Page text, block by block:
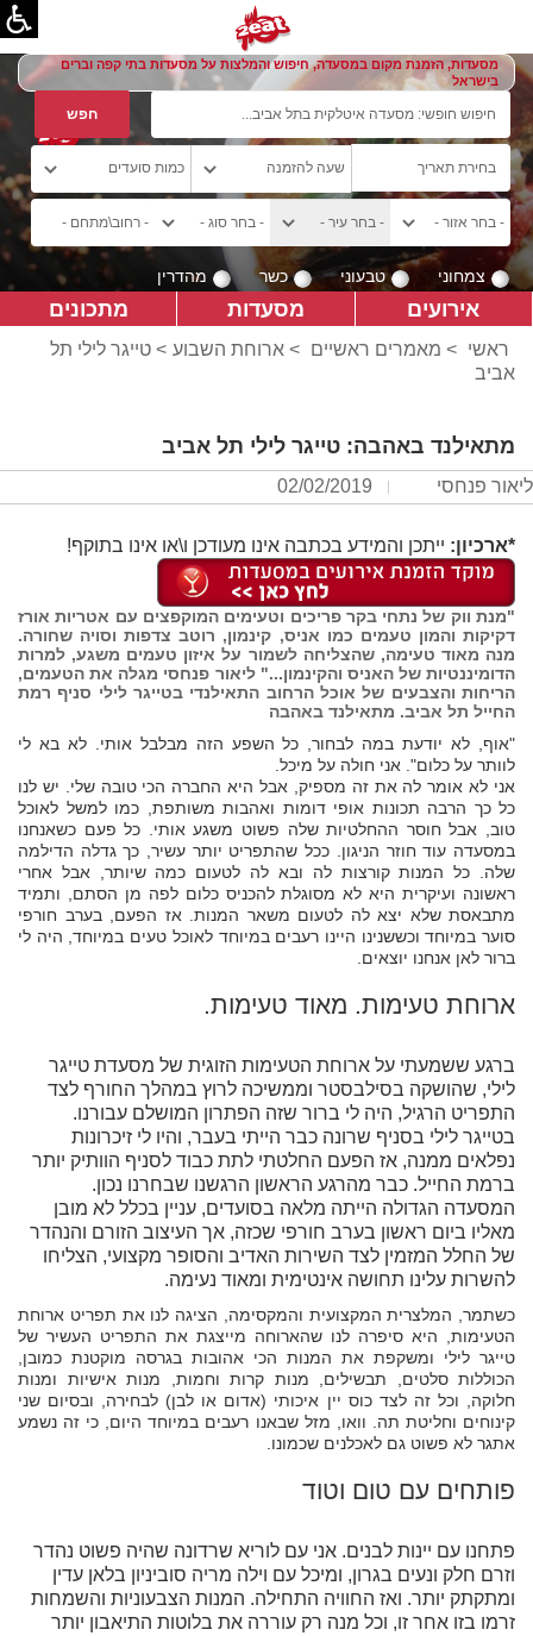
מסעדות, הזמנת מקום במסעדה, חיפוש והמלצות על מסעדות בתי קפה וברים
בישראל
צמחוני טבעוני כשר מהדרין
אירועים מסעדות מתכונים
ראשי > מאמרים ראשיים > ארוחת השבוע > טייגר לילי תל
אביב
מתאילנד באהבה: טייגר לילי תל אביב
ליאור פנחסי 02/02/2019
*ארכיון: ייתכן והמידע בכתבה אינו מעודכן ו\או אינו בתוקף!
"מנת ווק של נתחי בקר פריכים וטעימים המוקפצים עם אטריות אורז
דקיקות והמון טעמים כמו אניס, קינמון, רוטב צדפות וסויה שחורה.
מנה מאוד טעימה, שהצליחה לשמור על איזון טעמים משגע, למרות
הדומיננטיות של האניס והקינמון..." ליאור פנחסי מגלה את הטעמים,
הריחות והצבעים של אוכל הרחוב התאילנדי בטייגר לילי סניף רמת
החייל תל אביב. מתאילנד באהבה
"אוף, לא יודעת במה לבחור, כל השפע הזה מבלבל אותי. לא בא לי
לוותר על כלום". אני חולה על מיכל.
אני לא אומר לה את זה מספיק, אבל היא החברה הכי טובה שלי. יש לנו
כל כך הרבה תכונות אופי דומות ואהבות משותפת, כמו למשל לאוכל
טוב, אבל חוסר ההחלטיות שלה פשוט משגע אותי. כל פעם כשאנחנו
במסעדה עוד חוזר הניגון. ככל שהתפריט יותר עשיר, כך גדלה הדילמה
שלה. כל המנות קורצות לה ובא לה לטעום כמה שיותר, אבל אחרי
ראשונה ועיקרית היא לא מסוגלת להכניס כלום לפה מן הסתם, ותמיד
מתבאסת שלא יצא לה לטעום משאר המנות. אז הפעם, בערב חורפי
סוער במיוחד וכששנינו היינו רעבים במיוחד לאוכל טעים במיוחד, היה לי
ברור לאן אנחנו יוצאים.
ארוחת טעימות. מאוד טעימות.
ברגע ששמעתי על ארוחת הטעימות הזוגית של מסעדת טייגר
לילי, שהושקה בסילבסטר וממשיכה לרוץ במהלך החורף לצד
התפריט הרגיל, היה לי ברור שזה הפתרון המושלם עבורנו.
בטייגר לילי בסניף שרונה כבר הייתי בעבר, והיו לי זיכרונות
נפלאים ממנה, אז הפעם החלטתי לתת כבוד לסניף הוותיק יותר
ברמת החייל. כבר מהרגע הראשון הרגשנו שבחרנו נכון.
המסעדה הגדולה הייתה מלאה בסועדים, עניין בכלל לא מובן
מאליו ביום ראשון בערב חורפי שכזה, אך העיצוב הזורם והנהדר
של החלל המזמין לצד השירות האדיב והסופר מקצועי, הצליחו
להשרות עלינו תחושה אינטימית ומאוד נעימה.
כשתמר, המלצרית המקצועית והמקסימה, הציגה לנו את תפריט ארוחת
הטעימות, היא סיפרה לנו שהארוחה מייצגת את התפריט העשיר של
טייגר לילי ומשקפת את המנות הכי אהובות בגרסה מוקטנת כמובן,
הכוללות סלטים, תבשילים, מנות קרות וחמות, מנות אישיות ומנות
חלוקה, וכל זה לצד כוס יין איכותי (אדום או לבן) לבחירה, ובסיום שני
קינוחים וחליטת תה. וואו, מזל שבאנו רעבים במיוחד היום, כי זה נשמע
אתגר לא פשוט גם לאכלנים שכמונו.
פותחים עם טום וטוד
פתחנו עם יינות לבנים. אני עם לוריא שרדונה שהיה פשוט נהדר
וזרם חלק ונעים בגרון, ומיכל עם וילה מריה סוביניון בלאן עדין
ומתקתק יותר. ואז החוויה התחילה. המנות הצבעוניות והשמחות
זרמו בזו אחר זו, וכל מנה רק עוררה את בלוטות התיאבון יותר